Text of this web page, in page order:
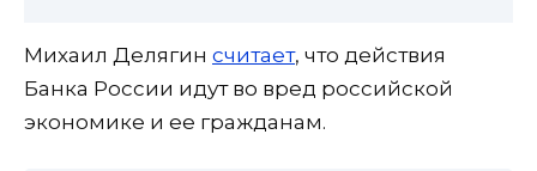
Михаил Делягин считает, что действия
Банка России идут во вред российской
экономике и ее гражданам.